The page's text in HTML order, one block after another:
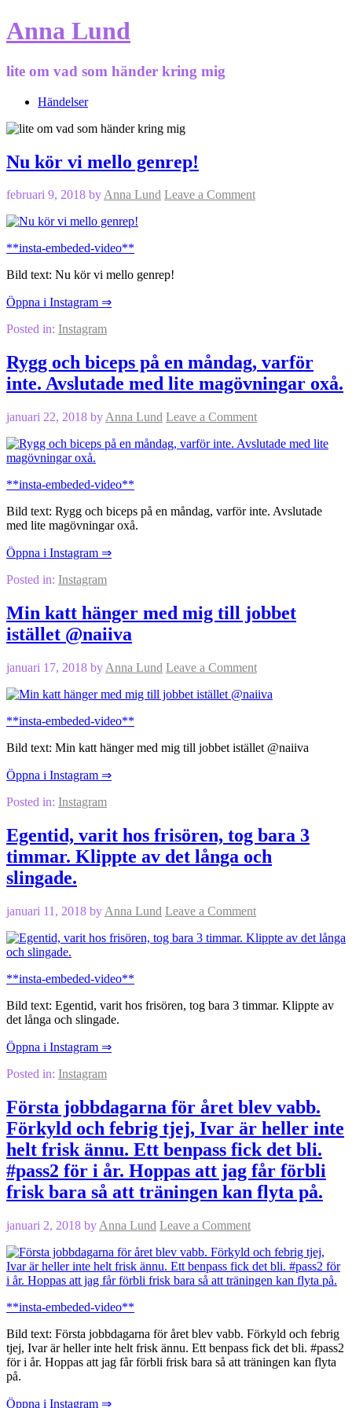
Anna Lund
lite om vad som händer kring mig
Händelser
Nu kör vi mello genrep!
februari 9, 2018 byAnna Lund Leave a Comment
**insta-embeded-video**
Bild text: Nu kör vi mello genrep!
Öppna i Instagram ⇒
Posted in: Instagram
Rygg och biceps på en måndag, varför
inte. Avslutade med lite magövningar oxå.
januari 22, 2018 by Anna Lund Leave a Comment
**insta-embeded-video**
Bild text: Rygg och biceps på en måndag, varför inte. Avslutade
med lite magövningar oxå.
Öppna i Instagram ⇒
Posted in: Instagram
Min katt hänger med mig till jobbet
istället @naiiva
januari 17, 2018 by Anna Lund Leave a Comment
**insta-embeded-video**
Bild text: Min katt hänger med mig till jobbet istället @naiiva
Öppna i Instagram ⇒
Posted in: Instagram
Egentid, varit hos frisören, tog bara 3
timmar. Klippte av det långa och
slingade.
januari 11, 2018 by Anna Lund Leave a Comment
**insta-embeded-video**
Bild text: Egentid, varit hos frisören, tog bara 3 timmar. Klippte av
det långa och slingade.
Öppna i Instagram ⇒
Posted in: Instagram
Första jobbdagarna för året blev vabb.
Förkyld och febrig tjej, Ivar är heller inte
helt frisk ännu. Ett benpass fick det bli.
#pass2 för i år. Hoppas att jag får förbli
frisk bara så att träningen kan flyta på.
januari 2, 2018 by Anna Lund Leave a Comment
**insta-embeded-video**
Bild text: Första jobbdagarna för året blev vabb. Förkyld och febrig
tjej, Ivar är heller inte helt frisk ännu. Ett benpass fick det bli. #pass2
för i år. Hoppas att jag får förbli frisk bara så att träningen kan flyta
på.
Öppna i Instagram ⇒